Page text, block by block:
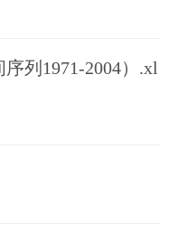
列1971-2004）.xl